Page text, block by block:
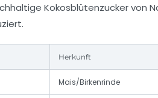
Kokosblütenzuckervon
Herkunft
Mais/Birkenrinde